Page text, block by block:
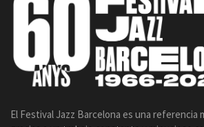
El Festival Jazz Barcelona es una referencia